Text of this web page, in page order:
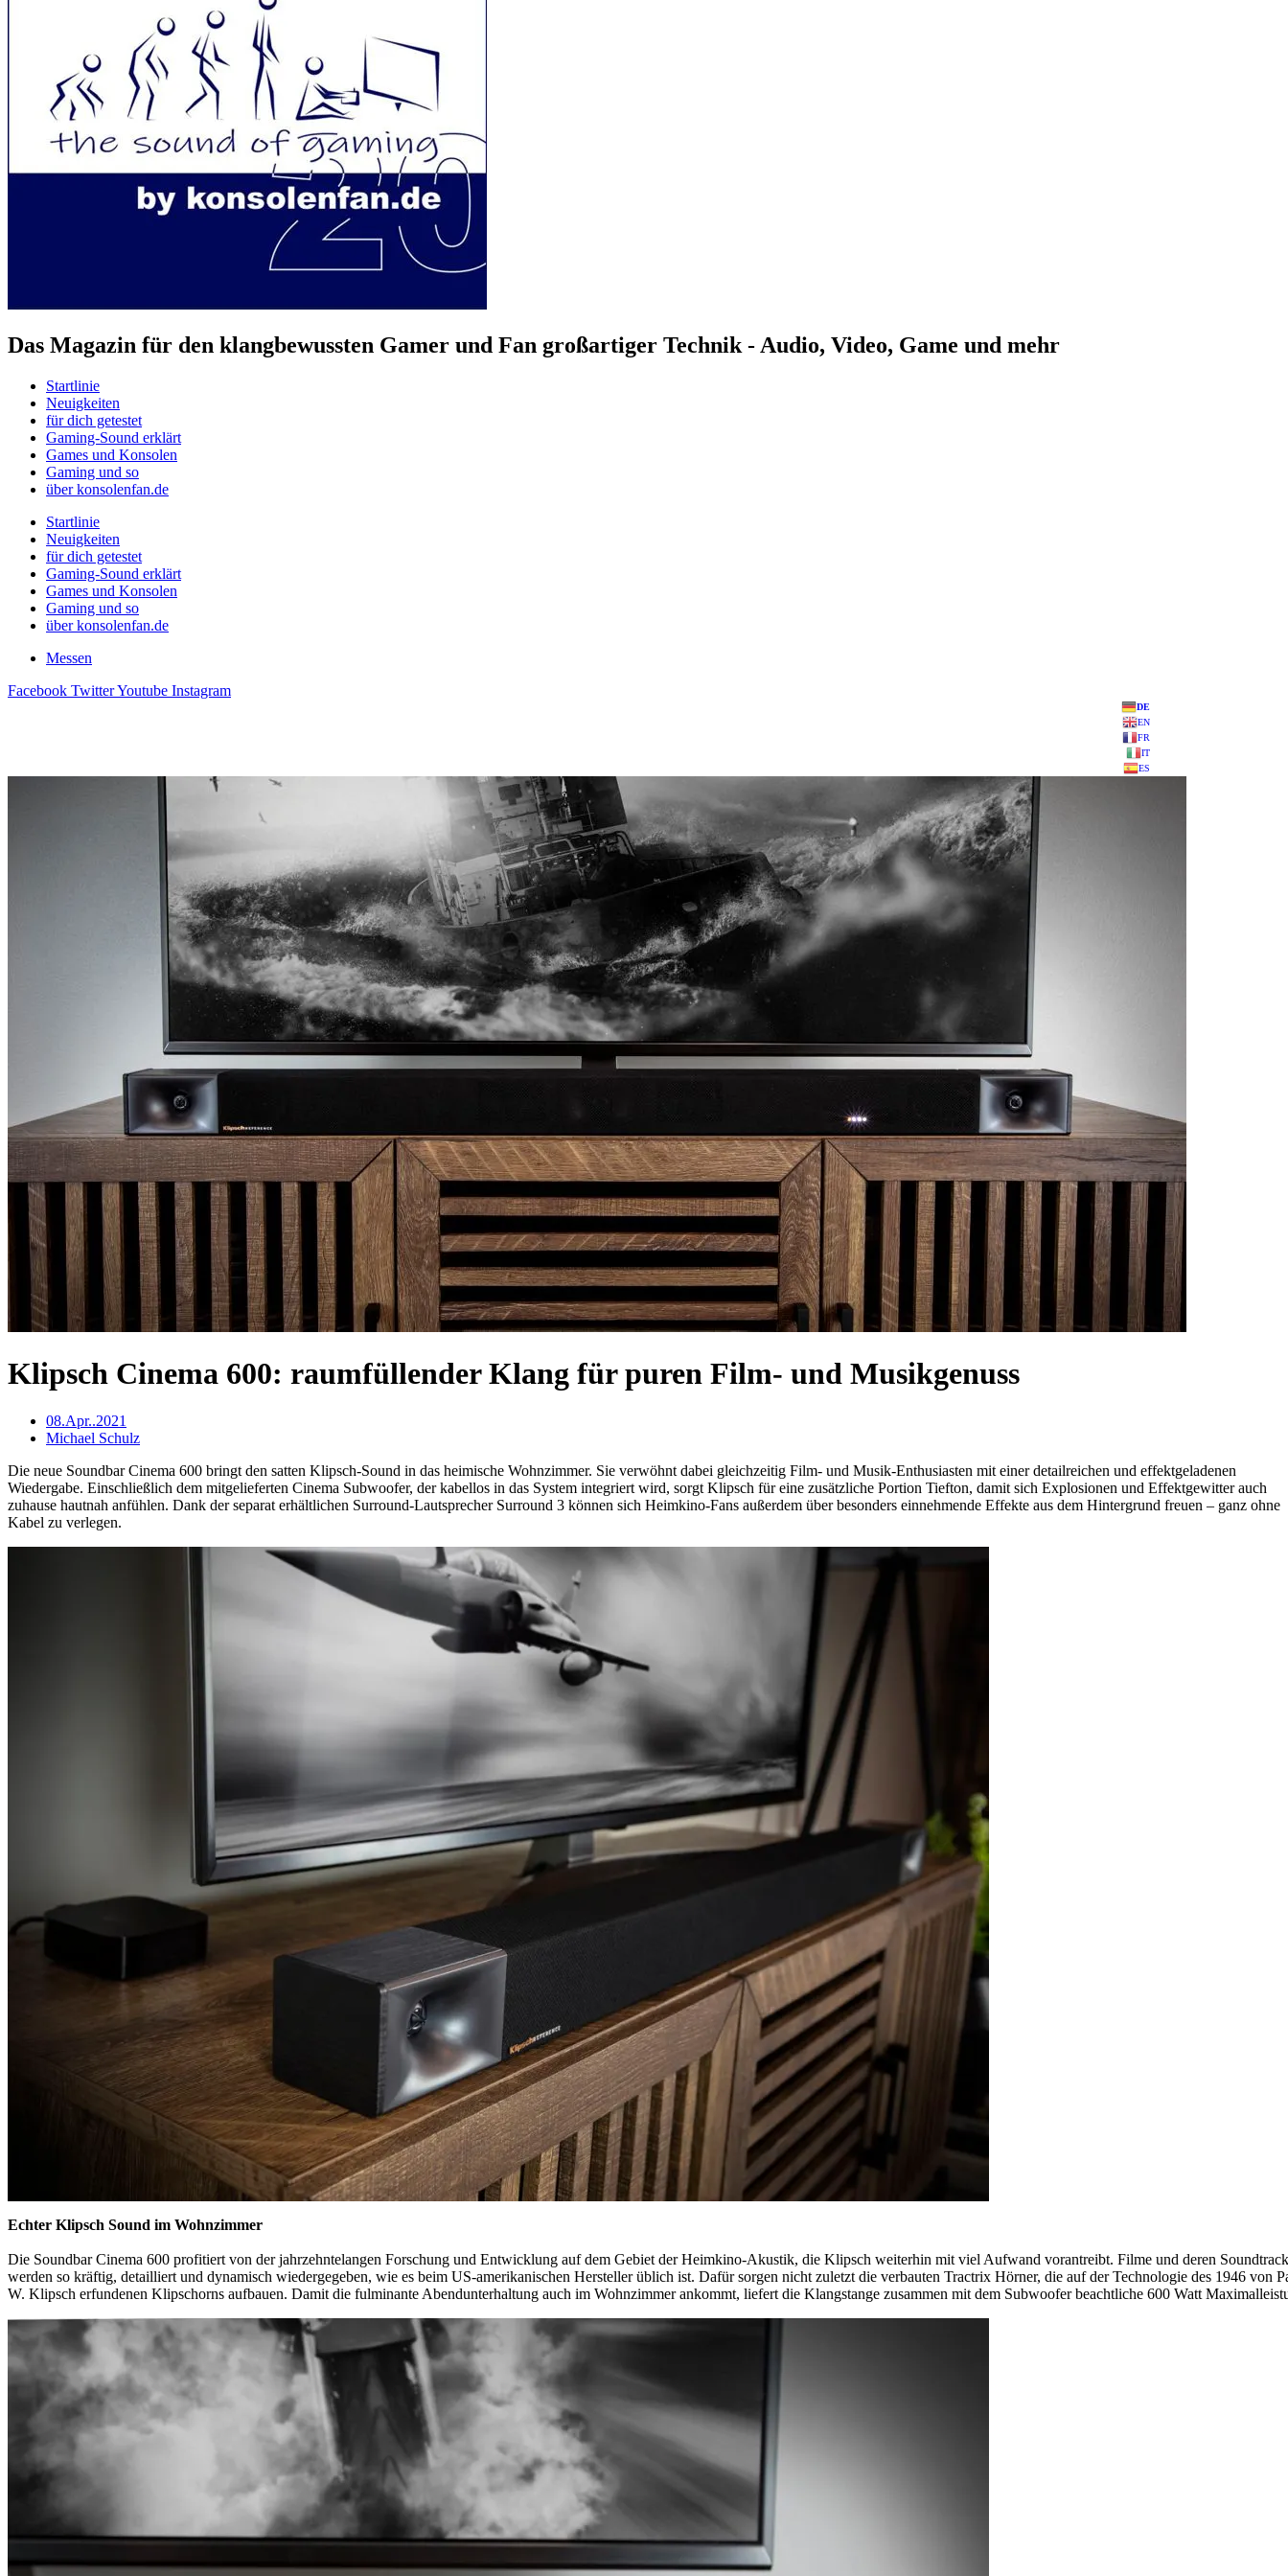
Das Magazin für den klangbewussten Gamer und Fan großartiger Technik - Audio, Video, Game und mehr
Startlinie
Neuigkeiten
für dich getestet
Gaming-Sound erklärt
Games und Konsolen
Gaming und so
über konsolenfan.de
Startlinie
Neuigkeiten
für dich getestet
Gaming-Sound erklärt
Games und Konsolen
Gaming und so
über konsolenfan.de
Messen
Facebook TwitterYoutube Instagram
DE
EN
FR
IT
ES
Klipsch Cinema 600: raumfüllender Klang für puren Film- und Musikgenuss
08.Apr..2021
Michael Schulz
Die neue Soundbar Cinema 600 bringt den satten Klipsch-Sound in das heimische Wohnzimmer. Sie verwöhnt dabei gleichzeitig Film- und Musik-Enthusiasten mit einer detailreichen und effektgeladenen
Wiedergabe. Einschließlich dem mitgelieferten Cinema Subwoofer, der kabellos in das System integriert wird, sorgt Klipsch für eine zusätzliche Portion Tiefton, damit sich Explosionen und Effektgewitter auch
zuhause hautnah anfühlen. Dank der separat erhältlichen Surround-Lautsprecher Surround 3 können sich Heimkino-Fans außerdem über besonders einnehmende Effekte aus dem Hintergrund freuen – ganz ohne
Kabel zu verlegen.
Echter Klipsch Sound im Wohnzimmer
Die Soundbar Cinema 600 profitiert von der jahrzehntelangen Forschung und Entwicklung auf dem Gebiet der Heimkino-Akustik, die Klipsch weiterhin mit viel Aufwand vorantreibt. Filme und deren Soundtrack
werden so kräftig, detailliert und dynamisch wiedergegeben, wie es beim US-amerikanischen Hersteller üblich ist. Dafür sorgen nicht zuletzt die verbauten Tractrix Hörner, die auf der Technologie des 1946 von
W. Klipsch erfundenen Klipschorns aufbauen. Damit die fulminante Abendunterhaltung auch im Wohnzimmer ankommt, liefert die Klangstange zusammen mit dem Subwoofer beachtliche 600 Watt